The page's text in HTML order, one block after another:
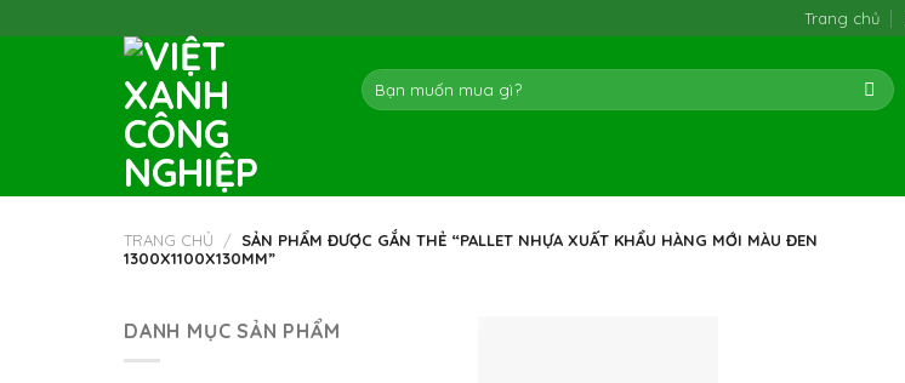
to
Trang chủ
Tìm
kiếm:
TRANG CHỦ / SẢN PHẨM ĐƯỢC GẮN THẺ “PALLET NHỰA XUẤT KHẨU HÀNG MỚI MÀU ĐEN
1300X1100X130MM”
DANH MỤC SẢN PHẨM